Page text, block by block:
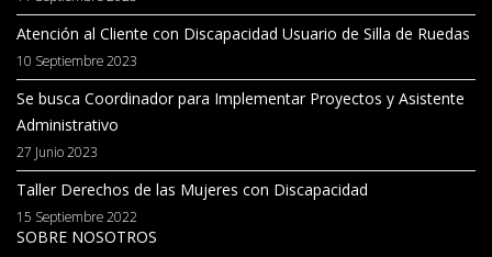
Atención al Cliente con Discapacidad Usuario de Silla de Ruedas
10 Septiembre 2023
Se busca Coordinador para Implementar Proyectos y Asistente
Administrativo
27 Junio 2023
Taller Derechos de las Mujeres con Discapacidad
15 Septiembre 2022
SOBRE NOSOTROS